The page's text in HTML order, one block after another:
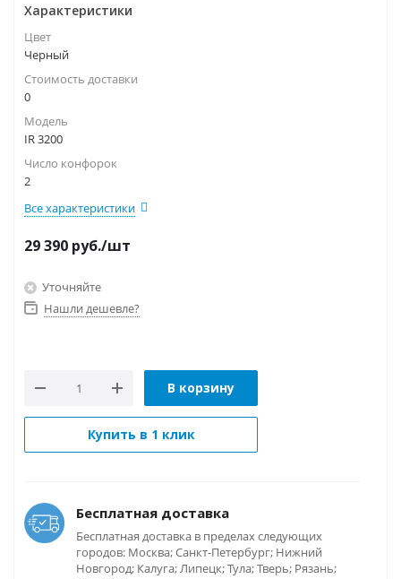
Характеристики
Цвет
Черный
Стоимость доставки
0
Модель
IR 3200
Число конфорок
2
Все характеристики
29 390 руб./шт
Уточняйте
Нашли дешевле?
В корзину
Купить в 1 клик
Бесплатная доставка
Бесплатная доставка в пределах следующих
городов: Москва; Санкт-Петербург; Нижний
Новгород; Калуга; Липецк; Тула; Тверь; Рязань;